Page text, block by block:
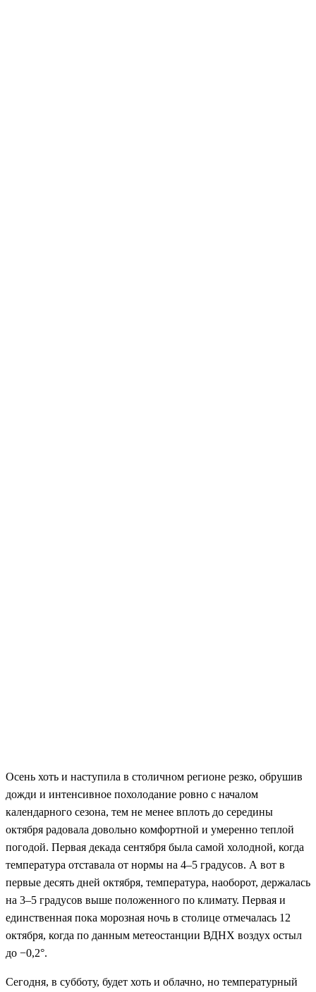
Осень хоть и наступила в столичном регионе резко, обрушив
дожди и интенсивное похолодание ровно с началом
календарного сезона, тем не менее вплоть до середины
октября радовала довольно комфортной и умеренно теплой
погодой. Первая декада сентября была самой холодной, когда
температура отставала от нормы на 4–5 градусов. А вот в
первые десять дней октября, температура, наоборот, держалась
на 3–5 градусов выше положенного по климату. Первая и
единственная пока морозная ночь в столице отмечалась 12
октября, когда по данным метеостанции ВДНХ воздух остыл
до −0,2°.
Сегодня, в субботу, будет хоть и облачно, но температурный